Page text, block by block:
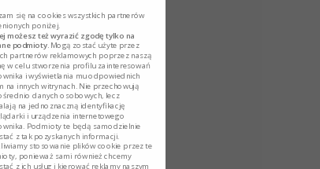
się na cookies wszystkich partnerów
poniżej.
możesz też wyrazić zgodę tylko na
podmioty. Mogą zostać użyte przez
partnerów reklamowych poprzez naszą
w celu stworzenia profilu zainteresowań
i wyświetlania mu odpowiednich
na innych witrynach. Nie przechowują
danych osobowych, lecz
na jednoznaczną identyfikację
i urządzenia internetowego
Podmioty te będą samodzielnie
z tak pozyskanych informacji.
stosowanie plików cookie przez te
ponieważ sami również chcemy
z ich usług i kierować reklamy naszym